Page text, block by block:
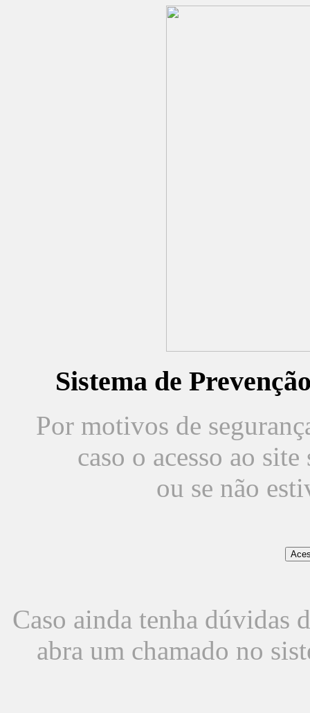
Sistema de
Por motivos de
caso o acesso ao
ou se não
Caso ainda tenha dúvidas
abra um chamado no